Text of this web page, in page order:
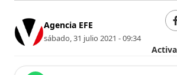
Agencia EFE
sábado, 31 julio 2021 - 09:34